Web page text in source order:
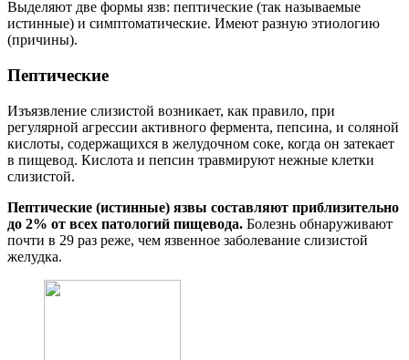
Выделяют две формы язв: пептические (так называемые
истинные) и симптоматические. Имеют разную этиологию
(причины).
Пептические
Изъязвление слизистой возникает, как правило, при
регулярной агрессии активного фермента, пепсина, и соляной
кислоты, содержащихся в желудочном соке, когда он затекает
в пищевод. Кислота и пепсин травмируют нежные клетки
слизистой.
Пептические (истинные) язвы составляют приблизительно
до 2% от всех патологий пищевода. Болезнь обнаруживают
почти в 29 раз реже, чем язвенное заболевание слизистой
желудка.